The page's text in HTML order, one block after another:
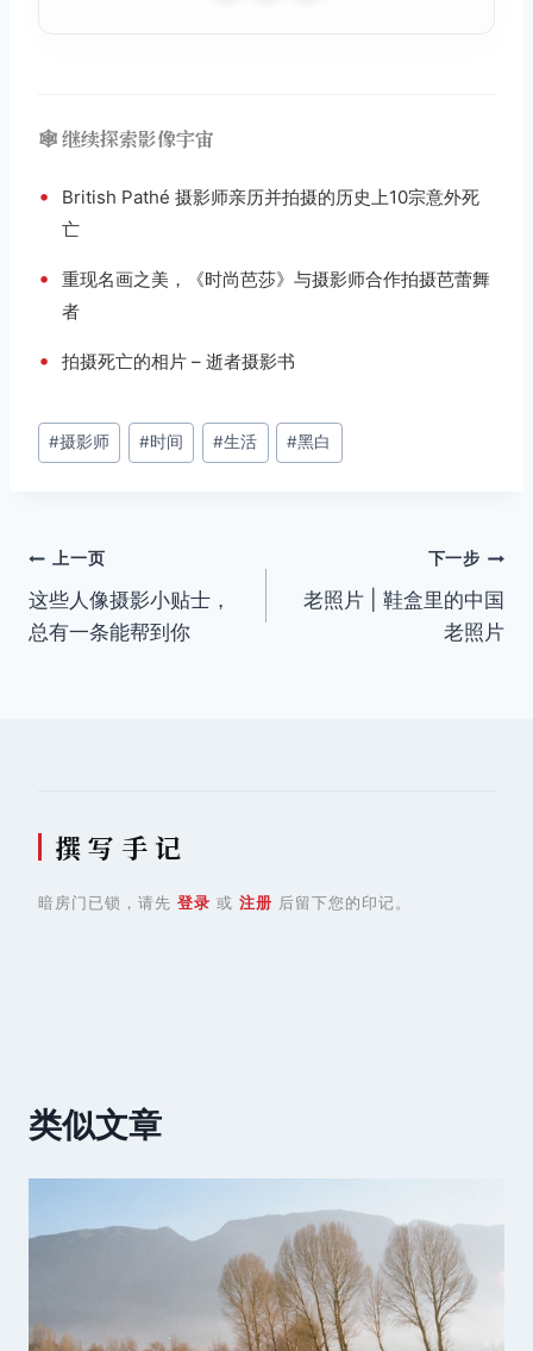
🕸️ 继续探索影像宇宙
•
British Pathé 摄影师亲历并拍摄的历史上10宗意外死
亡
•
重现名画之美，《时尚芭莎》与摄影师合​​作拍摄芭蕾舞
者
• 拍摄死亡的相片 – 逝者摄影书
文
章
#摄影师 #时间 #生活 #黑白
文
章
上一页
这些人像摄影小贴士，
总有一条能帮到你
下一步
老照片 | 鞋盒里的中国
老照片
撰 写 手 记
暗房门已锁，请先 登录 或 注册 后留下您的印记。
类似文章